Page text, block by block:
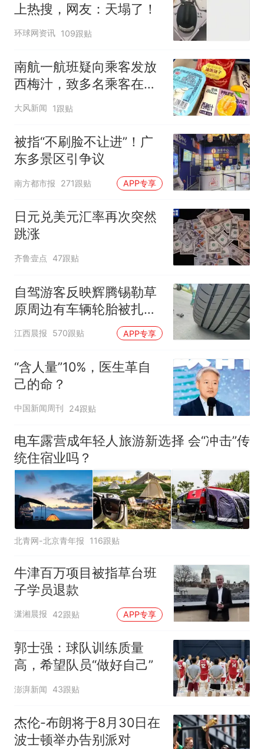
上热搜，网友：天塌了！
环球网资讯 109跟贴
南航一航班疑向乘客发放
西梅汁，致多名乘客在飞
行途中排队上厕所！乘
客：机上100多人只有2个
厕所；客服回应：并非每
架飞机都会发放西梅汁
大风新闻 1跟贴
被指“不刷脸不让进”！广
东多景区引争议
南方都市报 271跟贴 APP专享
日元兑美元汇率再次突然
跳涨
齐鲁壹点 47跟贴
自驾游客反映辉腾锡勒草
原周边有车辆轮胎被扎，
修理店铺换胎价格高达千
元，官方发布情况通报
江西晨报 570跟贴 APP专享
“含人量”10%，医生革自
己的命？
中国新闻周刊 24跟贴
电车露营成年轻人旅游新选择 会“冲击”传
统住宿业吗？
北青网-北京青年报 116跟贴
牛津百万项目被指草台班
子学员退款
潇湘晨报 42跟贴 APP专享
郭士强：球队训练质量
高，希望队员“做好自己”
澎湃新闻 43跟贴
杰伦-布朗将于8月30日在
波士顿举办告别派对